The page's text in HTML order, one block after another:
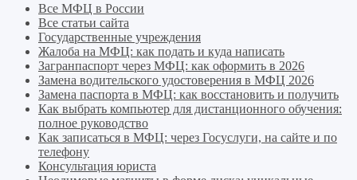
Все МФЦ в России
Все статьи сайта
Государственные учреждения
Жалоба на МФЦ: как подать и куда написать
Загранпаспорт через МФЦ: как оформить в 2026
Замена водительского удостоверения в МФЦ 2026
Замена паспорта в МФЦ: как восстановить и получить
Как выбрать компьютер для дистанционного обучения:
полное руководство
Как записаться в МФЦ: через Госуслуги, на сайте и по
телефону
Консультация юриста